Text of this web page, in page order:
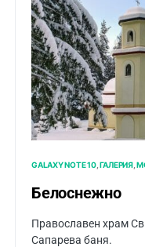
GALAXY NOTE 10 ГАЛЕРИЯ
Белоснежно
Православен храм
Сапарева баня.